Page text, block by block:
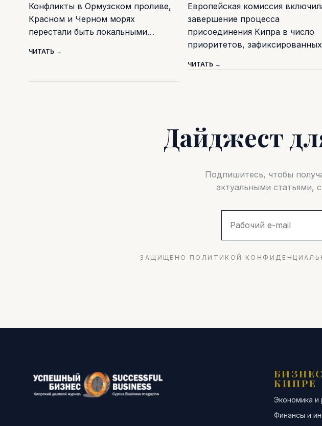
Конфликты в Ормузском проливе,
Красном и Черном морях
перестали быть локальными…
ЧИТАТЬ →
Европейская комиссия
завершение процесса
присоединения Кипра в число
приоритетов,
ЧИТАТЬ →
Дайджест
Подпишитесь, чтобы
актуальными статьями,
ЗАЩИЩЕНО ПОЛИТИКОЙ
КИПРЕ
Экономика и
Финансы и